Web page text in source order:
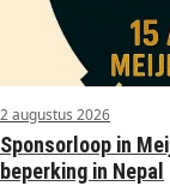
2 augustus 2026
Sponsorloop in
beperking in Nepal